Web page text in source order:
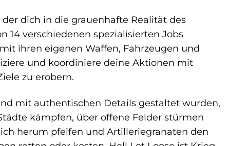
dich in die grauenhafte Realität des
14 verschiedenen spezialisierten Jobs
ihren eigenen Waffen, Fahrzeugen und
und koordiniere deine Aktionen mit
zu erobern.
mit authentischen Details gestaltet wurden,
kämpfen, über offene Felder stürmen
herum pfeifen und Artilleriegranaten den